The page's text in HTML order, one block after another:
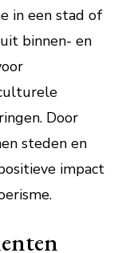
in een stad of
binnen- en
Door
steden en
impact